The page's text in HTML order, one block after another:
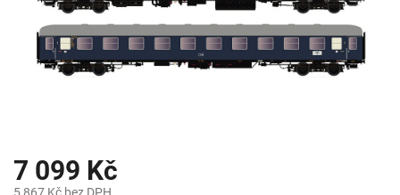
7 099 Kč